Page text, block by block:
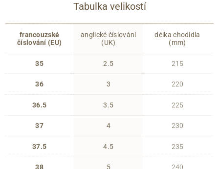
Tabulka velikostí
francouzské
číslování (EU)
35
36
36.5
37
37.5
38
anglické číslování
(UK)
2.5
3
3.5
4
4.5
5
délka chodidla
(mm)
215
220
225
230
235
240